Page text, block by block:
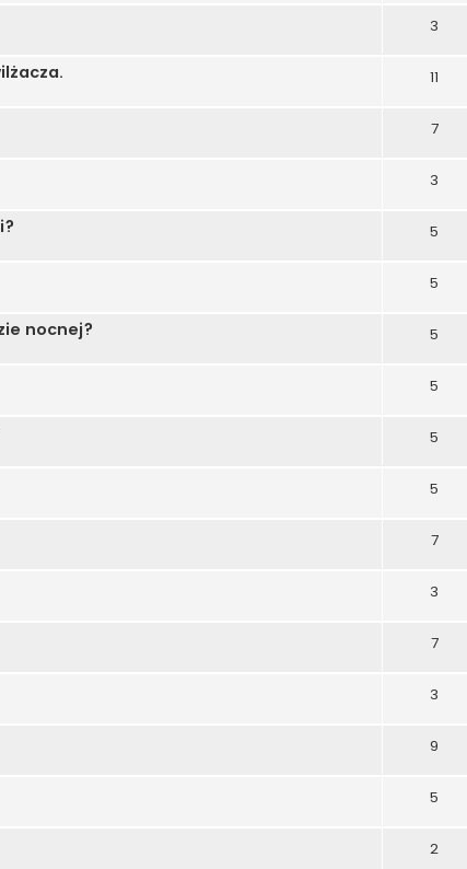
3
11
7
3
5
5
nocnej? 5
5
5
5
7
3
7
3
9
5
2